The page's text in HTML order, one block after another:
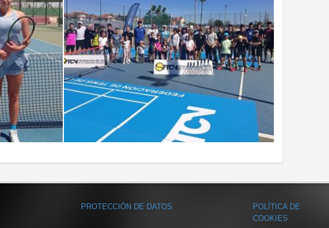
PROTECCIÓN DE DATOS
POLÍTICA DE
COOKIES